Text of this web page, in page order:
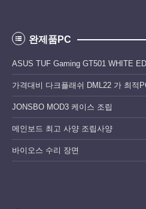
완제품PC
ASUS TUF Gaming GT501 WHITE
가격대비 다크플래쉬 DML22 가 최적
JONSBO MOD3 케이스 조립
메인보드 최고 사양 조립사양
바이오스 수리 장면